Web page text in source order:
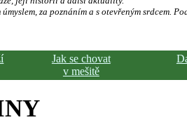
za poznáním a s otevřeným srdcem.
Jak se chovat
v mešitě